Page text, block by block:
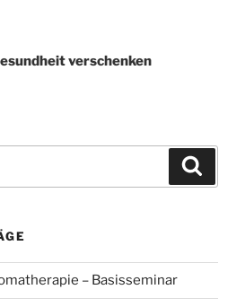
verschenken
– Basisseminar